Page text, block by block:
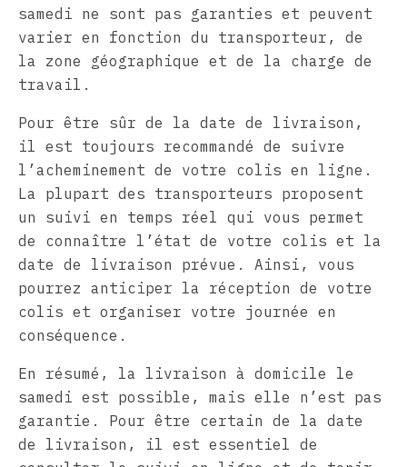
samedi ne sont pas garanties et peuvent
varier en fonction du transporteur, de
la zone géographique et de la charge de
travail.
Pour être sûr de la date de livraison,
il est toujours recommandé de suivre
l’acheminement de votre colis en ligne.
La plupart des transporteurs proposent
un suivi en temps réel qui vous permet
de connaître l’état de votre colis et la
date de livraison prévue. Ainsi, vous
pourrez anticiper la réception de votre
colis et organiser votre journée en
conséquence.
En résumé, la livraison à domicile le
samedi est possible, mais elle n’est pas
garantie. Pour être certain de la date
de livraison, il est essentiel de